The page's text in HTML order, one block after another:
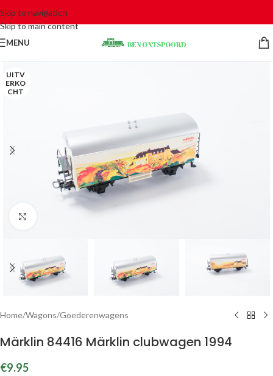
Skip to navigation
Skip to main content
MENU
UITV
ERKO
CHT
Home/Wagons/Goederenwagens
Märklin 84416 Märklin clubwagen 1994
€9.95